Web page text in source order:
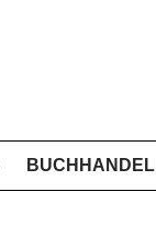
BUCHHANDEL